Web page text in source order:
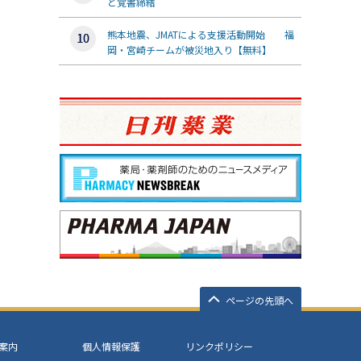
熊本地震、JMATによる支援活動開始 福
岡・宮崎チームが被災地入り【無料】
ページの先頭へ
内 個人情報保護
リンクポリシー